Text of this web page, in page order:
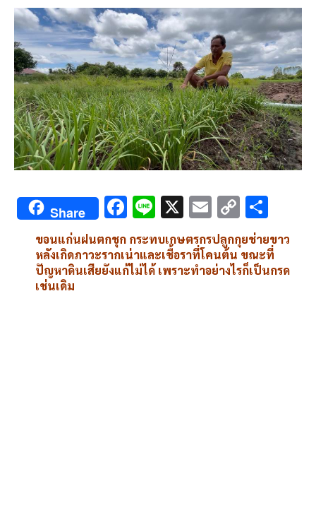
Share F
ac
e
b
Li
n
e
X E
m
ai
l
C
o
py
Li
h
ar
e
ขอนแก่นฝนตกชุก กระทบเกษตรกรปลูกกุยช่ายขาว
หลังเกิดภาวะรากเน่าและเชื้อราที่โคนต้น ขณะที่
ปัญหาดินเสียยังแก้ไม่ได้ เพราะทำอย่างไรก็เป็นกรด
เช่นเดิม